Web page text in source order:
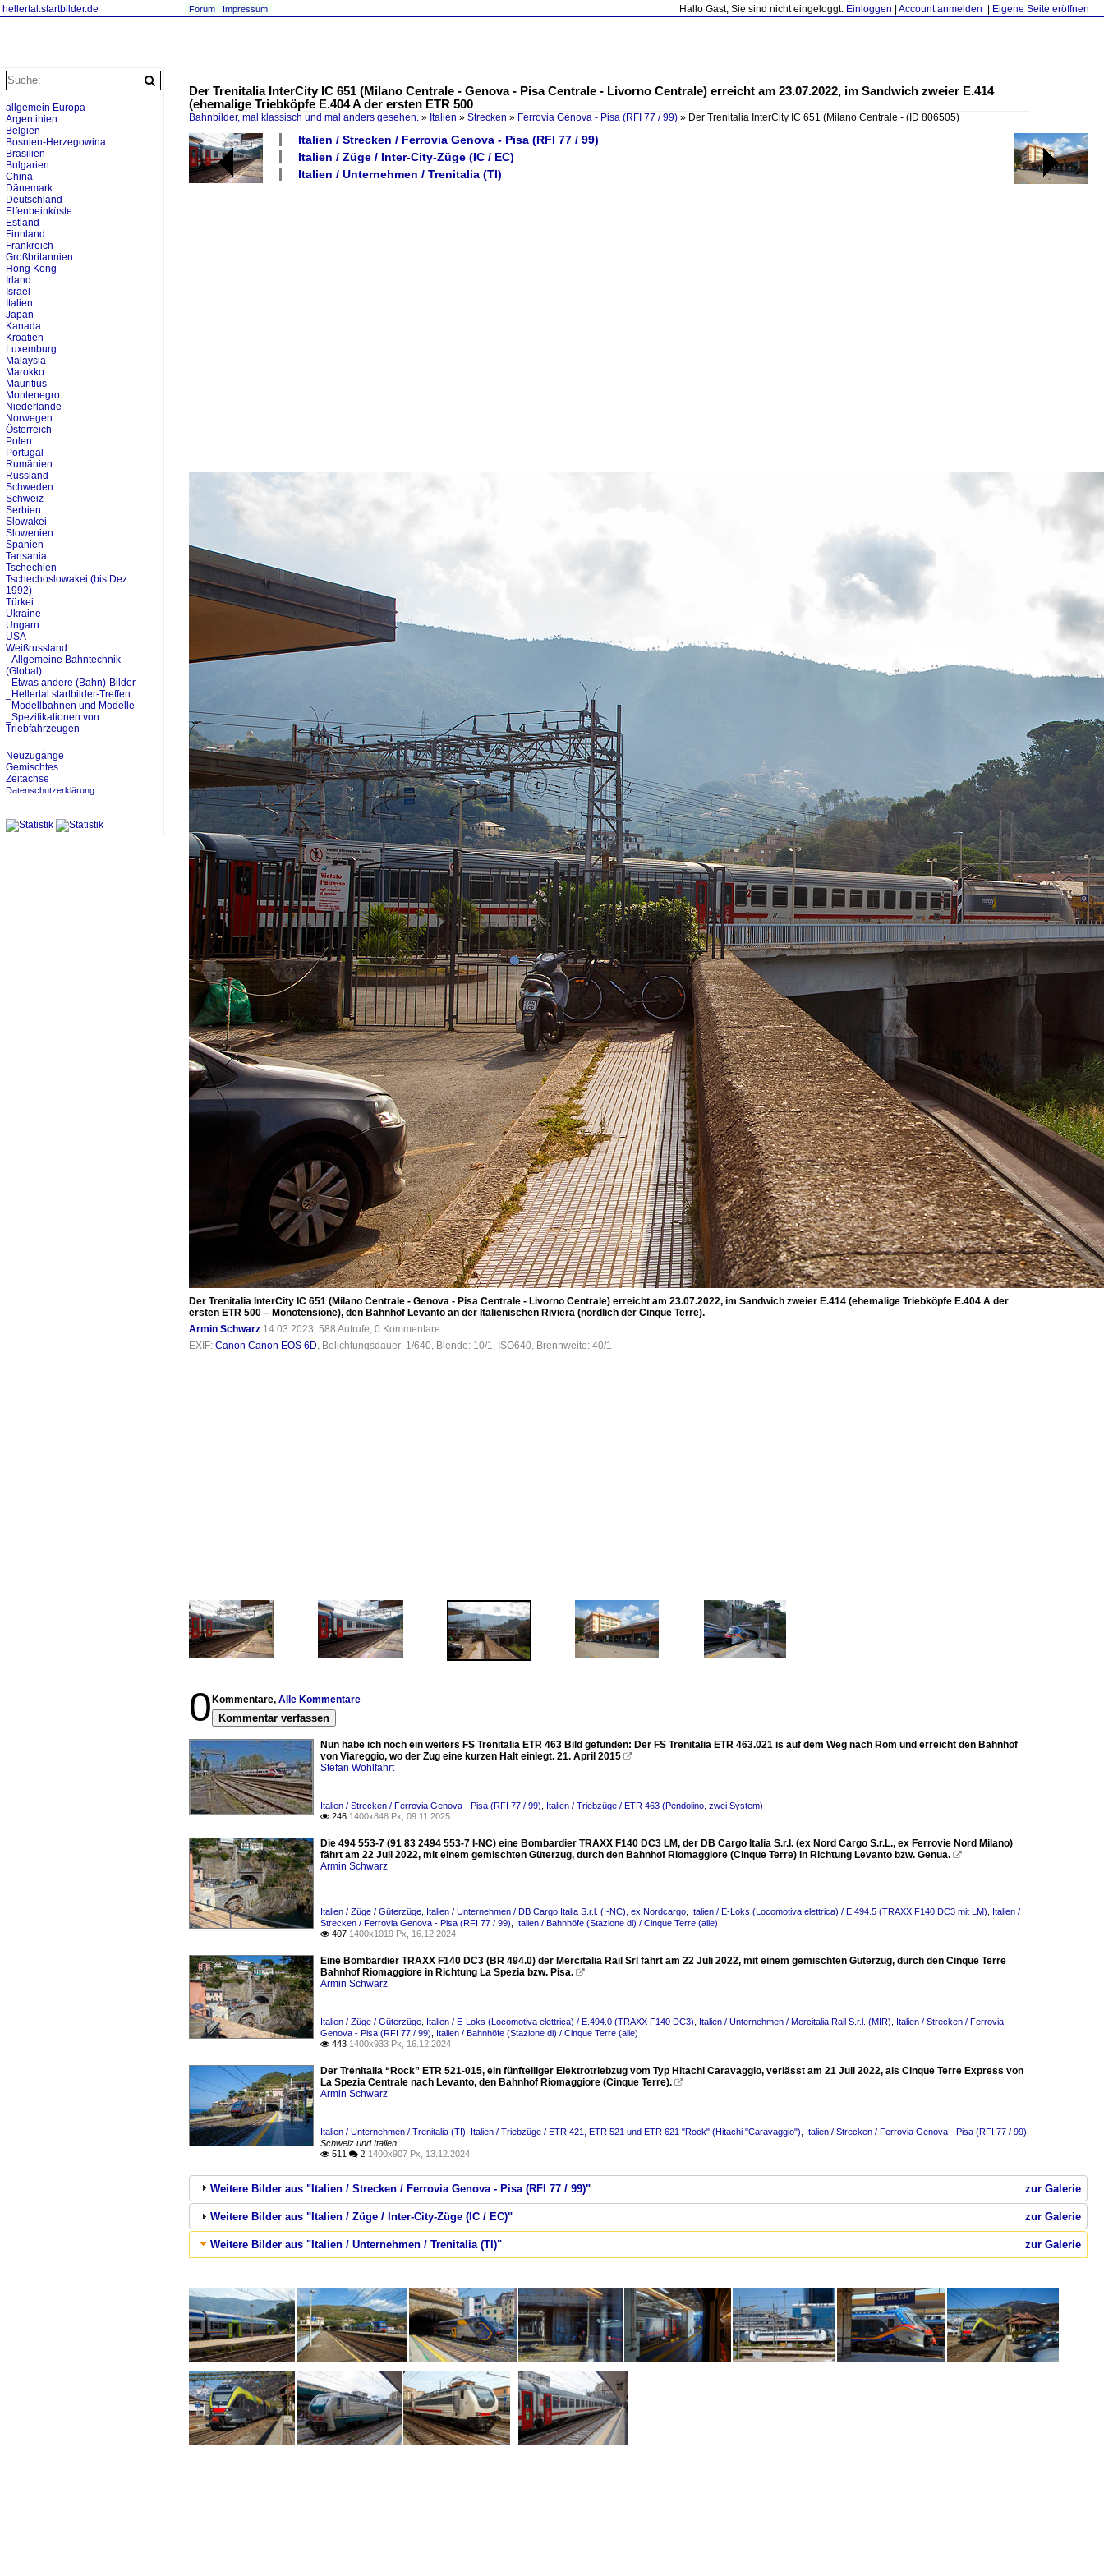
hellertal.startbilder.de Hallo Gast, Sie sind nicht eingeloggt. Einloggen Account anmelden Eigene Seite eröffnen
Forum Impressum
Der Trenitalia InterCity IC 651 (Milano Centrale - Genova - Pisa Centrale - Livorno Centrale) erreicht am 23.07.2022, im Sandwich zweier E.414
(ehemalige Triebköpfe E.404 A der ersten ETR 500
Bahnbilder, mal klassisch und mal anders gesehen. » Italien » Strecken » Ferrovia Genova - Pisa (RFI 77 / 99) » Der Trenitalia InterCity IC 651 (Milano Centrale - (ID 806505)
Italien / Strecken / Ferrovia Genova - Pisa (RFI 77 / 99)
Italien / Züge / Inter-City-Züge (IC / EC)
Italien / Unternehmen / Trenitalia (TI)
Der Trenitalia InterCity IC 651 (Milano Centrale - Genova - Pisa Centrale - Livorno Centrale) erreicht am 23.07.2022, im Sandwich zweier E.414 (ehemalige Triebköpfe E.404 A der
ersten ETR 500 – Monotensione), den Bahnhof Levanto an der Italienischen Riviera (nördlich der Cinque Terre).
Armin Schwarz 14.03.2023, 588 Aufrufe, 0 Kommentare
EXIF: Canon Canon EOS 6D, Belichtungsdauer: 1/640, Blende: 10/1, ISO640, Brennweite: 40/1
0 Kommentare, Alle Kommentare
Kommentar verfassen
Nun habe ich noch ein weiters FS Trenitalia ETR 463 Bild gefunden: Der FS Trenitalia ETR 463.021 is auf dem Weg nach Rom und erreicht den Bahnhof
von Viareggio, wo der Zug eine kurzen Halt einlegt. 21. April 2015 
Stefan Wohlfahrt
Italien / Strecken / Ferrovia Genova - Pisa (RFI 77 / 99) Italien / Triebzüge / ETR 463 (Pendolino, zwei System)
 246 1400x848 Px, 09.11.2025
Die 494 553-7 (91 83 2494 553-7 I-NC) eine Bombardier TRAXX F140 DC3 LM, der DB Cargo Italia S.r.l. (ex Nord Cargo S.r.L., ex Ferrovie Nord Milano)
fährt am 22 Juli 2022, mit einem gemischten Güterzug, durch den Bahnhof Riomaggiore (Cinque Terre) in Richtung Levanto bzw. Genua. 
Armin Schwarz
Italien / Züge / Güterzüge Italien / Unternehmen / DB Cargo Italia S.r.l. (I-NC), ex Nordcargo Italien / E-Loks (Locomotiva elettrica) / E.494.5 (TRAXX F140 DC3 mit LM)
Italien /
Strecken / Ferrovia Genova - Pisa (RFI 77 / 99)
Italien / Bahnhöfe (Stazione di) / Cinque Terre (alle)
 407 1400x1019 Px, 16.12.2024
Eine Bombardier TRAXX F140 DC3 (BR 494.0) der Mercitalia Rail Srl fährt am 22 Juli 2022, mit einem gemischten Güterzug, durch den Cinque Terre
Bahnhof Riomaggiore in Richtung La Spezia bzw. Pisa. 
Armin Schwarz
Italien / Züge / Güterzüge Italien / E-Loks (Locomotiva elettrica) / E.494.0 (TRAXX F140 DC3) Italien / Unternehmen / Mercitalia Rail S.r.l. (MIR)
Italien / Strecken / Ferrovia
Genova - Pisa (RFI 77 / 99)
Italien / Bahnhöfe (Stazione di) / Cinque Terre (alle)
 443 1400x933 Px, 16.12.2024
Der Trenitalia “Rock” ETR 521-015, ein fünfteiliger Elektrotriebzug vom Typ Hitachi Caravaggio, verlässt am 21 Juli 2022, als Cinque Terre Express von
La Spezia Centrale nach Levanto, den Bahnhof Riomaggiore (Cinque Terre). 
Armin Schwarz
Italien / Unternehmen / Trenitalia (TI) Italien / Triebzüge / ETR 421, ETR 521 und ETR 621 "Rock" (Hitachi "Caravaggio") Italien / Strecken / Ferrovia Genova - Pisa (RFI 77 / 99)
Schweiz und Italien
 511  2 1400x907 Px, 13.12.2024
zur Galerie
Weitere Bilder aus "Italien / Strecken / Ferrovia Genova - Pisa (RFI 77 / 99)"
zur Galerie
Weitere Bilder aus "Italien / Züge / Inter-City-Züge (IC / EC)"
zur Galerie
Weitere Bilder aus "Italien / Unternehmen / Trenitalia (TI)"
allgemein Europa
Argentinien
Belgien
Bosnien-Herzegowina
Brasilien
Bulgarien
China
Dänemark
Deutschland
Elfenbeinküste
Estland
Finnland
Frankreich
Großbritannien
Hong Kong
Irland
Israel
Italien
Japan
Kanada
Kroatien
Luxemburg
Malaysia
Marokko
Mauritius
Montenegro
Niederlande
Norwegen
Österreich
Polen
Portugal
Rumänien
Russland
Schweden
Schweiz
Serbien
Slowakei
Slowenien
Spanien
Tansania
Tschechien
Tschechoslowakei (bis Dez.
1992)
Türkei
Ukraine
Ungarn
USA
Weißrussland
_Allgemeine Bahntechnik
(Global)
_Etwas andere (Bahn)-Bilder
_Hellertal startbilder-Treffen
_Modellbahnen und Modelle
_Spezifikationen von
Triebfahrzeugen
Neuzugänge
Gemischtes
Zeitachse
Datenschutzerklärung